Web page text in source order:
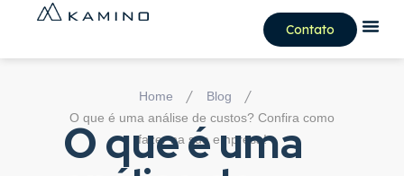
Contato
Home / Blog /
O que é uma análise de custos? Confira como
fazer na sua empresa!
O que é uma